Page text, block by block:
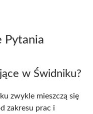
Pytania
w Świdniku?
zwykle mieszczą się
zakresu prac i